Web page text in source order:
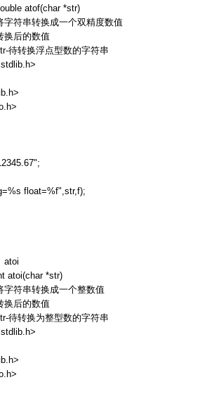
atof(char *str)
字符串转换成一个双精度数值
换后的数值
待转换浮点型数的字符串
float=%f",str,f);
*str)
字符串转换成一个整数值
换后的数值
待转换为整型数的字符串